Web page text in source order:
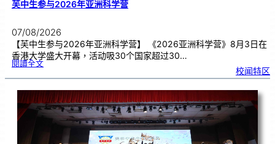
芙中生参与2026年亚洲科学营
07/08/2026
【芙中生参与2026年亚洲科学营】 《2026亚洲科学营》8月3日在
香港大学盛大开幕，活动吸30个国家超过30…
閱讀全文:芙
生
参
2
0
2
6
年
亚
洲科
校闻特区